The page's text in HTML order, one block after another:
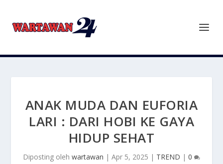
ANAK MUDA DAN EUFORIA
LARI : DARI HOBI KE GAYA
HIDUP SEHAT
Diposting oleh wartawan | Apr 5, 2025 | TREND | 0